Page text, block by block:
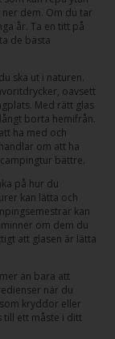
dem. Om du tar
år. Ta en titt på
de bästa
ska ut i naturen.
oavsett
Med rätt glas
borta hemifrån.
ha med och
om att ha
bättre.
på hur du
kan lätta och
kan
om dem du
att glasen är lätta
än bara att
när du
kryddor eller
till ett måste i ditt